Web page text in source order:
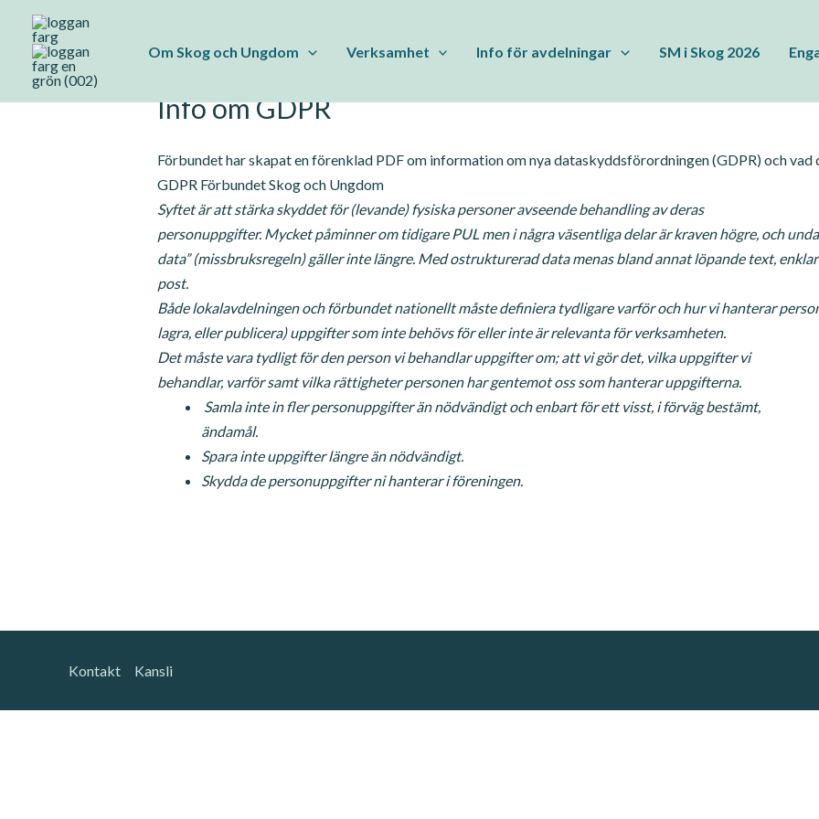
Hoppa
innehåll
Om Skog och Ungdom Verksamhet Info för avdelningar SM i Skog 2026
Info om GDPR
Förbundet har skapat en förenklad PDF om information om nya dataskyddsförordningen (GDPR) och vad
GDPR Förbundet Skog och Ungdom
Syftet är att stärka skyddet för (levande) fysiska personer avseende behandling av deras
personuppgifter. Mycket påminner om tidigare PUL men i några väsentliga delar är kraven högre, och
data” (missbruksregeln) gäller inte längre. Med ostrukturerad data menas bland annat löpande text,
post.
Både lokalavdelningen och förbundet nationellt måste definiera tydligare varför och hur vi hanterar
lagra, eller publicera) uppgifter som inte behövs för eller inte är relevanta för verksamheten.
Det måste vara tydligt för den person vi behandlar uppgifter om; att vi gör det, vilka uppgifter vi
behandlar, varför samt vilka rättigheter personen har gentemot oss som hanterar uppgifterna.
Samla inte in fler personuppgifter än nödvändigt och enbart för ett visst, i förväg bestämt,
ändamål.
Spara inte uppgifter längre än nödvändigt.
Skydda de personuppgifter ni hanterar i föreningen.
Kontakt Kansli